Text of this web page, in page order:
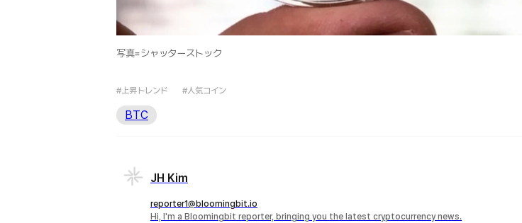
写真=シャッターストック
#上昇トレンド #人気コイン
BTC
JH Kim
reporter1@bloomingbit.io
Hi, I'm a Bloomingbit reporter, bringing you the latest cryptocurrency news.